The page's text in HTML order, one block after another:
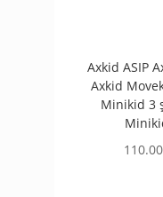
Axkid ASIP
Axkid
Minikid 3
110.00